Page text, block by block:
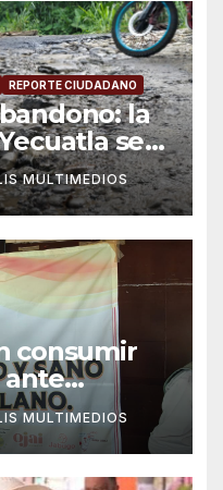
REPORTE CIUDADANO
la
se
diario
MULTIMEDIOS
consumir
ante
MULTIMEDIOS